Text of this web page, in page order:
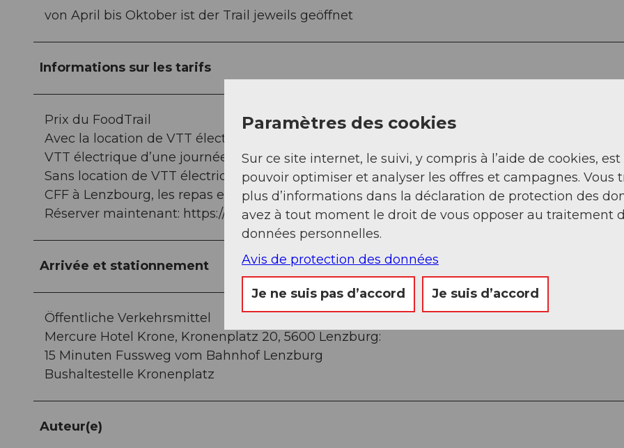
von April bis Oktober ist der Trail jeweils geöffnet
Informations sur les tarifs
Prix du FoodTrail
Avec la location de VTT électrique: CHF 128 par adulte (à partir de 16 ans) incluant la location
VTT électrique d’une journée, le trajet retour en CFF à Lenzbourg, les repas et les boissons
Sans location de VTT électrique: CHF 68 par adulte (à partir de 16 ans) incluant le trajet
CFF à Lenzbourg, les repas et les boissons
Réserver maintenant: https://www.foodtrail.ch/trails/seetal/
Arrivée et stationnement
Öffentliche Verkehrsmittel
Mercure Hotel Krone, Kronenplatz 20, 5600 Lenzburg:
15 Minuten Fussweg vom Bahnhof Lenzburg
Bushaltestelle Kronenplatz
Auteur(e)
Paramètres des cookies
Sur ce site internet, le suivi, y compris à l’aide de cookies,
pouvoir optimiser et analyser les offres et campagnes. Vous
plus d’informations dans la déclaration de protection des
avez à tout moment le droit de vous opposer au traitement
données personnelles.
Avis de protection des données
Je ne suis pas d’accord Je suis d’accord